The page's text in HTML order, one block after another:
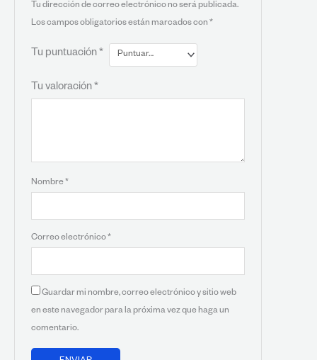
Tu dirección de correo electrónico no será publicada.
Los campos obligatorios están marcados con *
Tu puntuación *
Tu valoración *
Nombre*
Correo electrónico*
Guardar mi nombre, correo electrónico y sitio web
en este navegador para la próxima vez que haga un
comentario.